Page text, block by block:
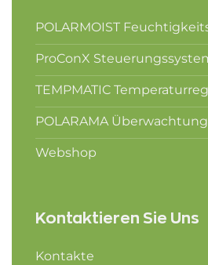
POLARMOIST
ProConX
TEMPMATIC
POLARAMA
Webshop
Kontaktieren Sie Uns
Kontakte